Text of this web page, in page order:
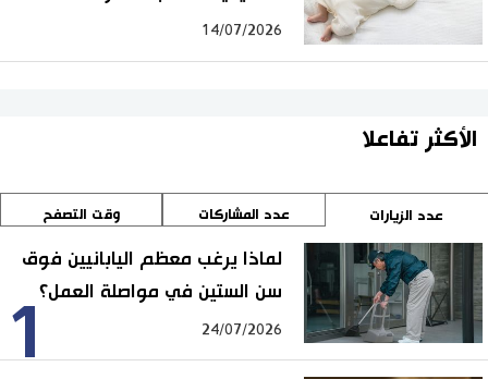
14/07/2026
الأكثر تفاعلا
عدد الزيارات عدد المشاركات وقت التصفح
1
لماذا يرغب معظم اليابانيين فوق
سن الستين في مواصلة العمل؟
24/07/2026